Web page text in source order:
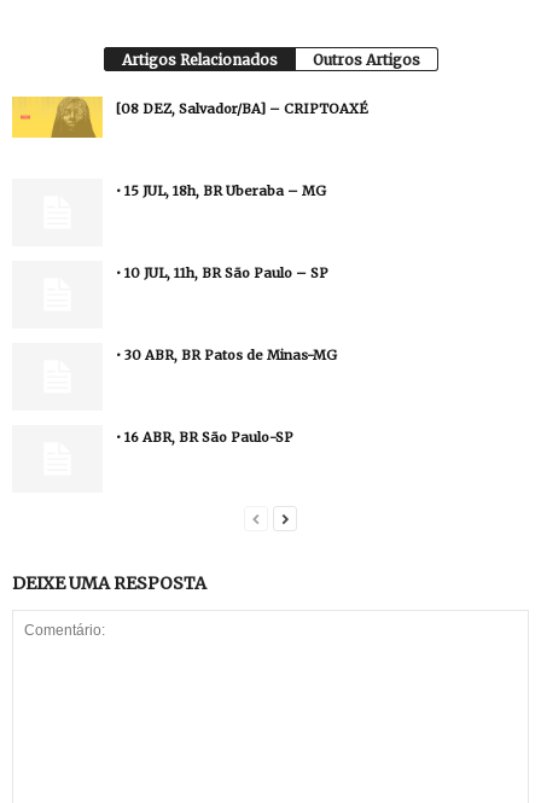
Artigos Relacionados Outros Artigos
[08 DEZ, Salvador/BA] – CRIPTOAXÉ
• 15 JUL, 18h, BR Uberaba – MG
• 10 JUL, 11h, BR São Paulo – SP
• 30 ABR, BR Patos de Minas-MG
• 16 ABR, BR São Paulo-SP
DEIXE UMA RESPOSTA